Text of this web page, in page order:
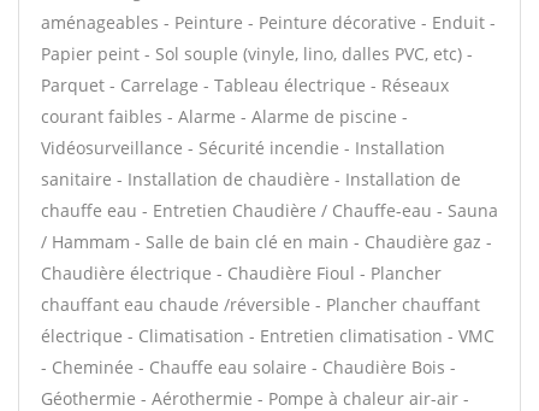
aménageables - Peinture - Peinture décorative - Enduit -
Papier peint - Sol souple (vinyle, lino, dalles PVC, etc) -
Parquet - Carrelage - Tableau électrique - Réseaux
courant faibles - Alarme - Alarme de piscine -
Vidéosurveillance - Sécurité incendie - Installation
sanitaire - Installation de chaudière - Installation de
chauffe eau - Entretien Chaudière / Chauffe-eau - Sauna
/ Hammam - Salle de bain clé en main - Chaudière gaz -
Chaudière électrique - Chaudière Fioul - Plancher
chauffant eau chaude /réversible - Plancher chauffant
électrique - Climatisation - Entretien climatisation - VMC
- Cheminée - Chauffe eau solaire - Chaudière Bois -
Géothermie - Aérothermie - Pompe à chaleur air-air -